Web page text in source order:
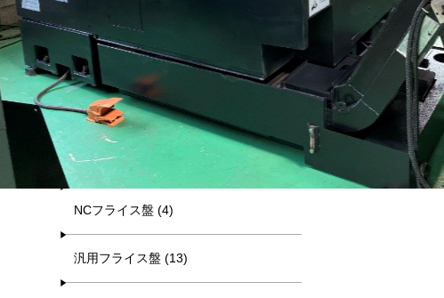
カテゴリー一覧
マシニング (8)
NCフライス盤 (4)
汎用フライス盤 (13)